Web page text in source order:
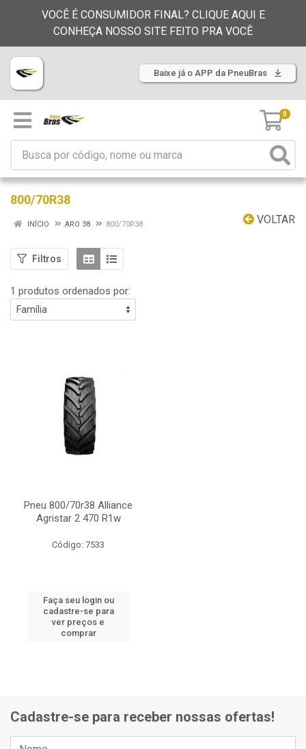
VOCÊ É CONSUMIDOR FINAL? CLIQUE AQUI E
CONHEÇA NOSSO SITE FEITO PRA VOCÊ
Baixe já o APP da PneuBras
0
800/70R38
VOLTAR
INÍCIO ARO 38 800/70R38
Filtros
1 produtos ordenados por:
Pneu 800/70r38 Alliance
Agristar 2 470 R1w
Código: 7533
Faça seu login ou
cadastre-se para
ver preços e
comprar
Cadastre-se para receber nossas ofertas!